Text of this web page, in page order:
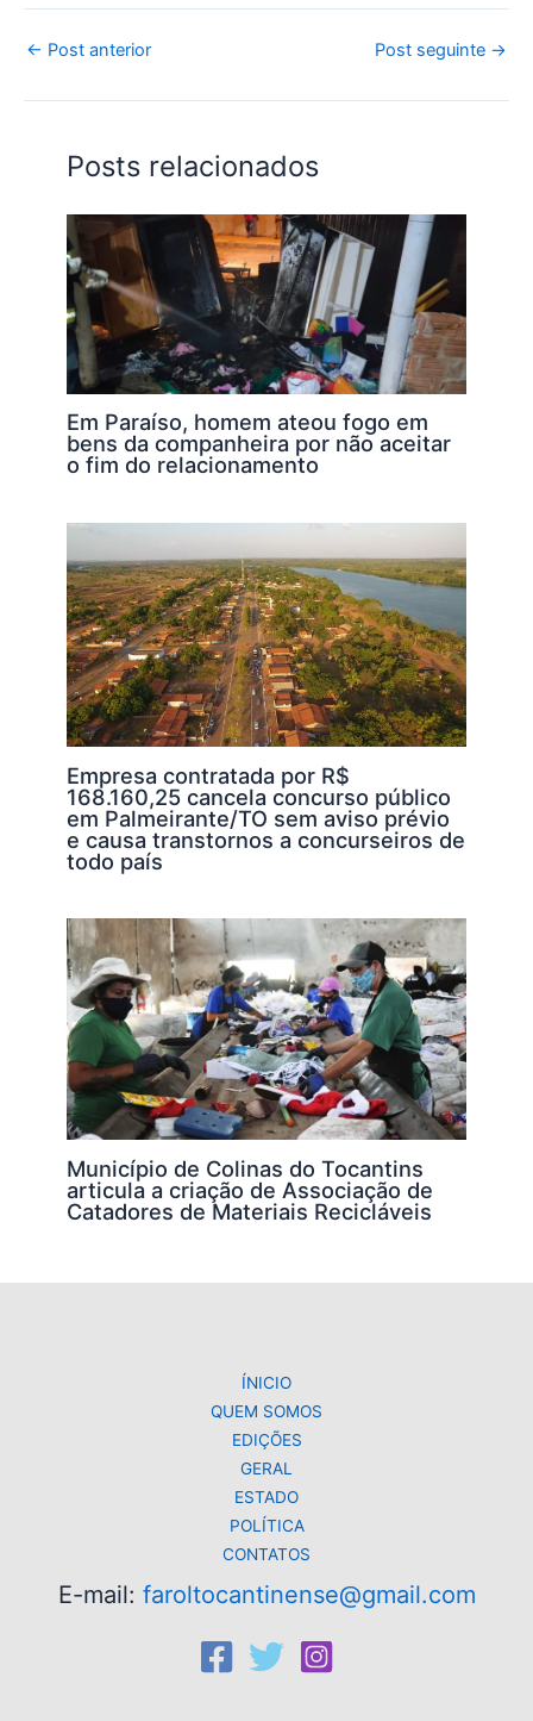
at
s
A
p
c
e
b
o
k
itt k
dI
ai p
Li
k
← Post anterior Post seguinte →
Posts relacionados
Em Paraíso, homem ateou fogo em
bens da companheira por não aceitar
o fim do relacionamento
Empresa contratada por R$
168.160,25 cancela concurso público
em Palmeirante/TO sem aviso prévio
e causa transtornos a concurseiros de
todo país
Município de Colinas do Tocantins
articula a criação de Associação de
Catadores de Materiais Recicláveis
ÍNICIO
QUEM SOMOS
EDIÇÕES
GERAL
ESTADO
POLÍTICA
CONTATOS
E-mail: faroltocantinense@gmail.com